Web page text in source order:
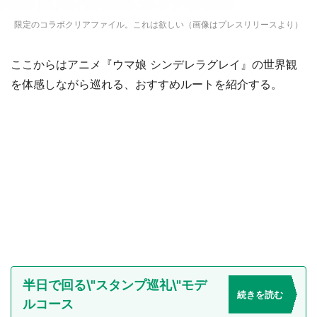
限定のコラボクリアファイル。これは欲しい（画像はプレスリリースより）
ここからはアニメ『ウマ娘 シンデレラグレイ』の世界観
を体感しながら巡れる、おすすめルートを紹介する。
半日で回る\"スタンプ巡礼\"モデ
ルコース
続きを読む